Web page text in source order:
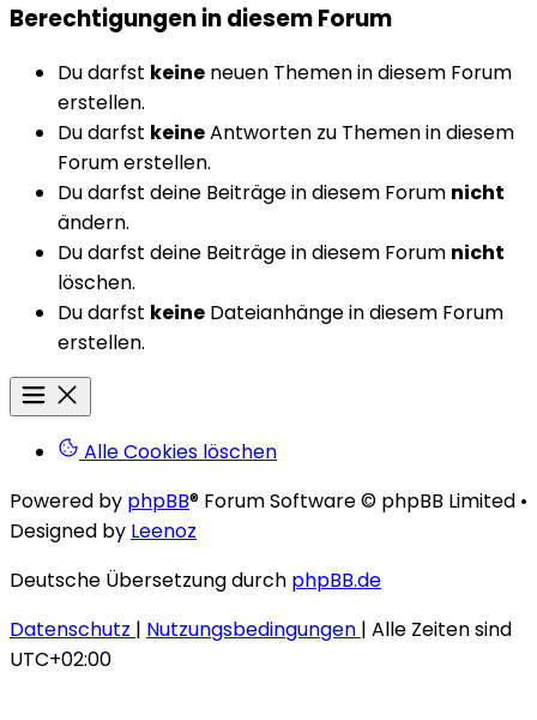
Berechtigungen in diesem Forum
Du darfst keine neuen Themen in diesem Forum
erstellen.
Du darfst keineAntworten zu Themen in diesem
Forum erstellen.
Du darfst deine Beiträge in diesem Forum nicht
ändern.
Du darfst deine Beiträge in diesem Forum nicht
löschen.
Du darfst keine Dateianhänge in diesem Forum
erstellen.
Alle Cookies löschen
Powered by phpBB® Forum Software © phpBB Limited •
Designed by Leenoz
Deutsche Übersetzung durch phpBB.de
Datenschutz | Nutzungsbedingungen | Alle Zeiten sind
UTC+02:00